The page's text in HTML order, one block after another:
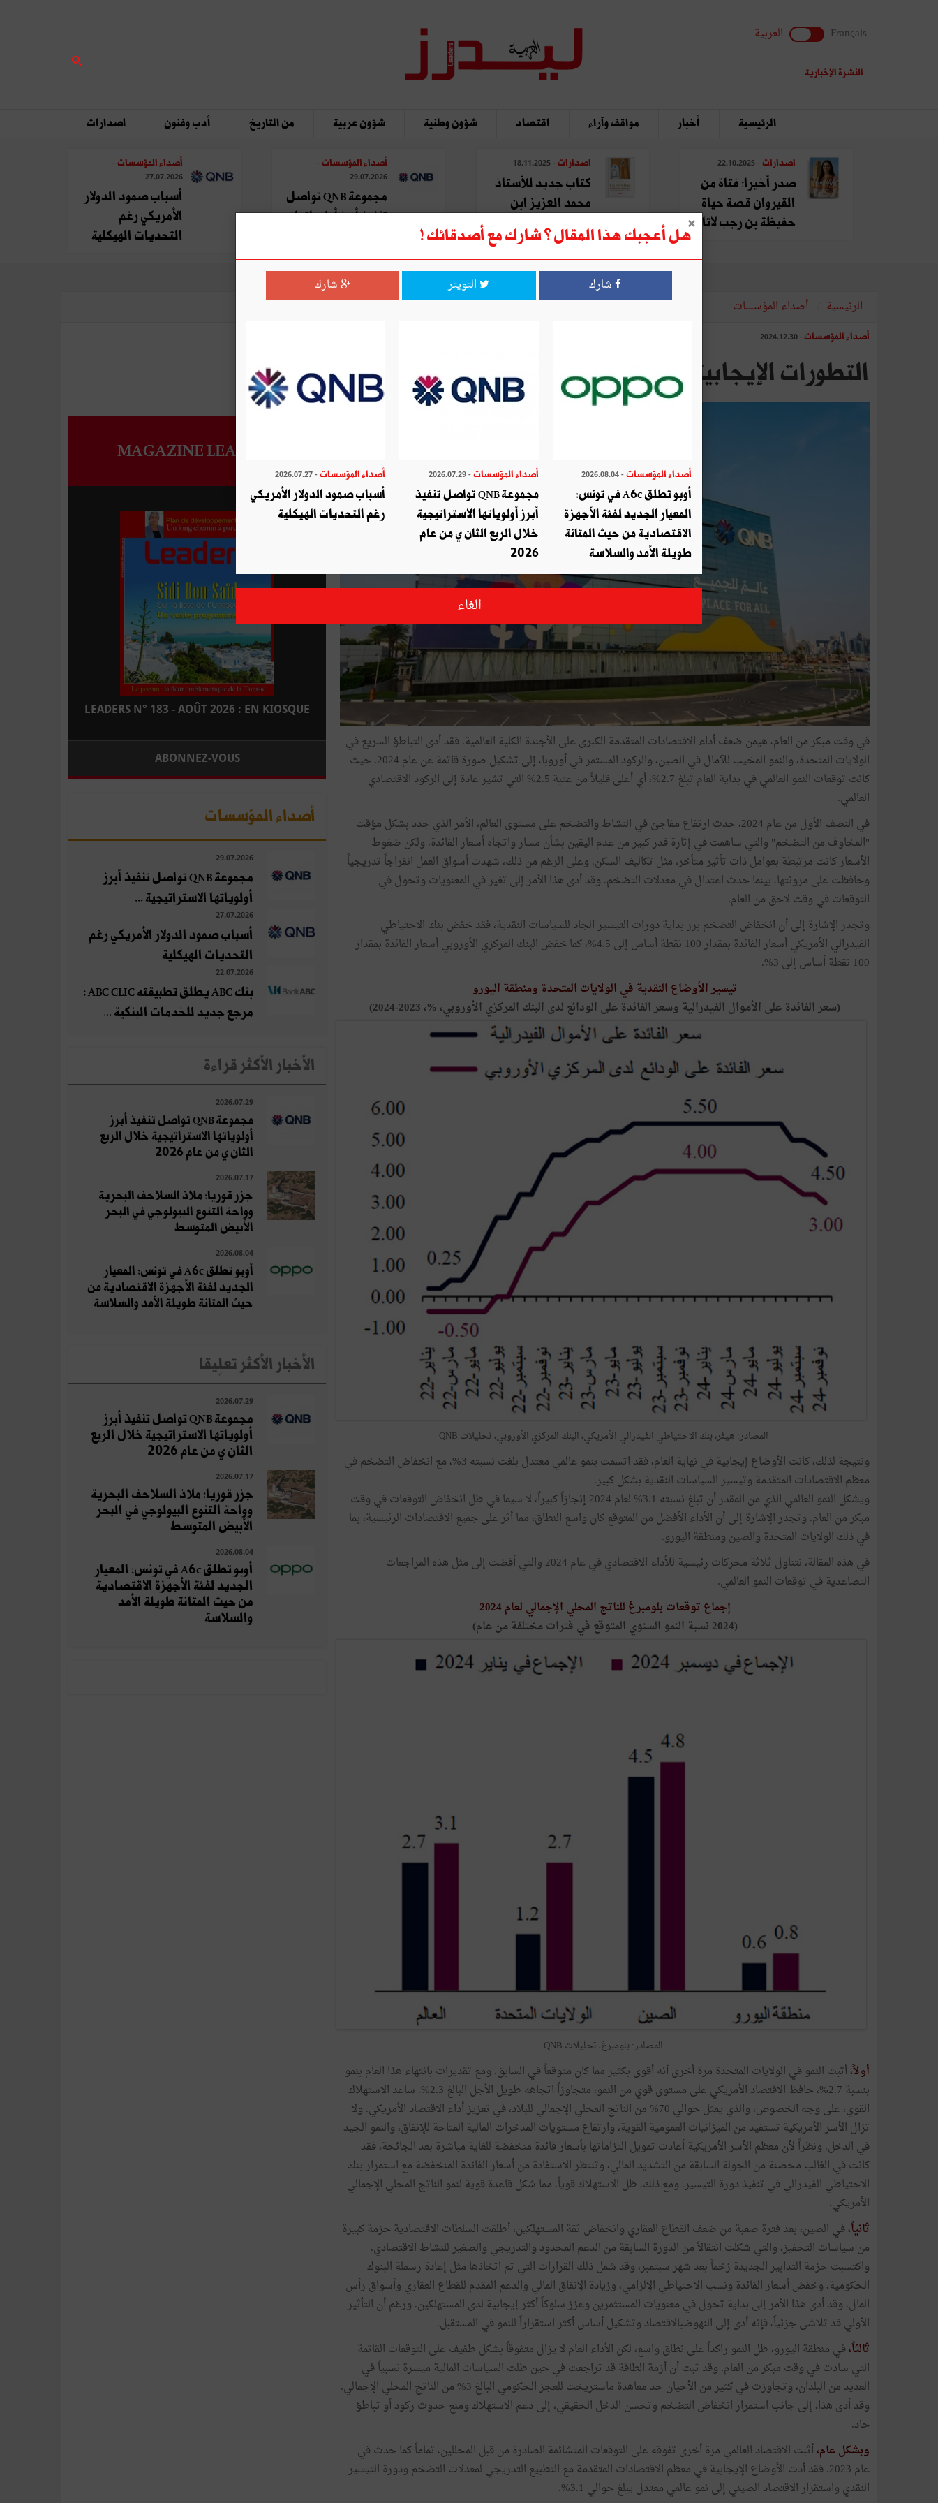
Français العربية
النشرة الإخبارية
الرئيسية أخبار مواقف وآراء اقتصاد شؤون وطنية شؤون عربية من التاريخ أدب وفنون اصدارات
اصدارات - 22.10.2025
صدر أخيرا: فتاة من
القيروان قصة حياة
حفيظة بن رجب لاتا
اصدارات - 18.11.2025
كتاب جديد للأستاذ
محمد العزيز ابن
أصداء المؤسسات -
29.07.2026
مجموعة QNB تواصل
تنفيذ أبرز أولوياتها
أصداء المؤسسات -
27.07.2026
أسباب صمود الدولار
الأمريكي رغم
التحديات الهيكلية
الرئيسية أصداء المؤسسات
أصداء المؤسسات - 2024.12.30
التطورات الإيجابية تغلبت على حالة عدم اليقين في عام 2024
في وقت مبكر من العام، هيمن ضعف أداء الاقتصادات المتقدمة الكبرى على الأجندة الكلية العالمية. فقد أدى التباطؤ السريع في
الولايات المتحدة، والنمو المخيب للآمال في الصين، والركود المستمر في أوروبا، إلى تشكيل صورة قاتمة عن عام 2024، حيث
كانت توقعات النمو العالمي في بداية العام تبلغ 2.7%، أي أعلى قليلاً من عتبة 2.5% التي تشير عادة إلى الركود الاقتصادي
العالمي.
في النصف الأول من عام 2024، حدث ارتفاع مفاجئ في النشاط والتضخم على مستوى العالم، الأمر الذي جدد بشكل مؤقت
"المخاوف من التضخم" والتي ساهمت في إثارة قدر كبير من عدم اليقين بشأن مسار واتجاه أسعار الفائدة. ولكن ضغوط
الأسعار كانت مرتبطة بعوامل ذات تأثير متأخر، مثل تكاليف السكن. وعلى الرغم من ذلك، شهدت أسواق العمل انفراجاً تدريجياً
وحافظت على مرونتها، بينما حدث اعتدال في معدلات التضخم. وقد أدى هذا الأمر إلى تغير في المعنويات وتحول في
التوقعات في وقت لاحق من العام.
وتجدر الإشارة إلى أن انخفاض التضخم برر بداية دورات التيسير الجاد للسياسات النقدية، فقد خفض بنك الاحتياطي
الفيدرالي الأمريكي أسعار الفائدة بمقدار 100 نقطة أساس إلى 4.5%، كما خفض البنك المركزي الأوروبي أسعار الفائدة بمقدار
100 نقطة أساس إلى 3%.
تيسير الأوضاع النقدية في الولايات المتحدة ومنطقة اليورو
(سعر الفائدة على الأموال الفيدرالية وسعر الفائدة على الودائع لدى البنك المركزي الأوروبي، %، 2023-2024)
المصادر: هيفر، بنك الاحتياطي الفيدرالي الأمريكي، البنك المركزي الأوروبي، تحليلات QNB
ونتيجة لذلك، كانت الأوضاع إيجابية في نهاية العام، فقد اتسمت بنمو عالمي معتدل بلغت نسبته 3%، مع انخفاض التضخم في
معظم الاقتصادات المتقدمة وتيسير السياسات النقدية بشكل كبير.
ويشكل النمو العالمي الذي من المقدر أن تبلغ نسبته 3.1% لعام 2024 إنجازاً كبيراً، لا سيما في ظل انخفاض التوقعات في وقت
مبكر من العام. وتجدر الإشارة إلى أن الأداء الأفضل من المتوقع كان واسع النطاق، مما أثر على جميع الاقتصادات الرئيسية، بما
في ذلك الولايات المتحدة والصين ومنطقة اليورو.
في هذه المقالة، نتناول ثلاثة محركات رئيسية للأداء الاقتصادي في عام 2024 والتي أفضت إلى مثل هذه المراجعات
التصاعدية في توقعات النمو العالمي.
إجماع توقعات بلومبرغ للناتج المحلي الإجمالي لعام 2024
(2024 نسبة النمو السنوي المتوقع في فترات مختلفة من عام)
المصادر: بلومبرغ، تحليلات QNB
أولاً،أثبت النمو في الولايات المتحدة مرة أخرى أنه أقوى بكثير مما كان متوقعاً في السابق. ومع تقديرات بانتهاء هذا العام بنمو
بنسبة 2.7%، حافظ الاقتصاد الأمريكي على مستوى قوي من النمو، متجاوزاً اتجاهه طويل الأجل البالغ 2.3%. ساعد الاستهلاك
القوي، على وجه الخصوص، والذي يمثل حوالي 70% من الناتج المحلي الإجمالي للبلاد، في تعزيز أداء الاقتصاد الأمريكي. ولا
تزال الأسر الأمريكية تستفيد من الميزانيات العمومية القوية، وارتفاع مستويات المدخرات المالية المتاحة للإنفاق، والنمو الجيد
في الدخل. ونظراً لأن معظم الأسر الأمريكية أعادت تمويل التزاماتها بأسعار فائدة منخفضة للغاية مباشرة بعد الجائحة، فقد
كانت في الغالب محصنة من الجولة السابقة من التشديد المالي، وتنتظر الاستفادة من أسعار الفائدة المنخفضة مع استمرار بنك
الاحتياطي الفيدرالي في تنفيذ دورة التيسير. ومع ذلك، ظل الاستهلاك قوياً، مما شكل قاعدة قوية لنمو الناتج المحلي الإجمالي
الأمريكي.
ثانياً،في الصين، بعد فترة صعبة من ضعف القطاع العقاري وانخفاض ثقة المستهلكين، أطلقت السلطات الاقتصادية حزمة كبيرة
من سياسات التحفيز، والتي شكلت انتقالاً من الدورة السابقة من الدعم المحدود والتدريجي والصغير للنشاط الاقتصادي.
واكتسبت حزمة التدابير الجديدة زخماً بعد شهر سبتمبر، وقد شمل ذلك القرارات التي تم اتخاذها مثل إعادة رسملة البنوك
الحكومية، وخفض أسعار الفائدة ونسب الاحتياطي الإلزامي، وزيادة الإنفاق المالي والدعم المقدم للقطاع العقاري وأسواق رأس
المال. وقد أدى هذا الأمر إلى بداية تحول في معنويات المستثمرين وعزز سلوكاً أكثر إيجابية لدى المستهلكين. ورغم أن التأثير
الأولي قد تلاشى جزئياً، فإنه أدى إلى النهوضبالاقتصاد وتشكيل أساس أكثر استقراراً للنمو في المستقبل.
ثالثاً،في منطقة اليورو، ظل النمو راكداً على نطاق واسع، لكن الأداء العام لا يزال متفوقاً بشكل طفيف على التوقعات القاتمة
التي سادت في وقت مبكر من العام. وقد ثبت أن أزمة الطاقة قد تراجعت في حين ظلت السياسات المالية ميسرة نسبياً في
العديد من البلدان، وتجاوزت في كثير من الأحيان حد معاهدة ماستريخت للعجز الحكومي البالغ 3% من الناتج المحلي الإجمالي.
وقد أدى هذا، إلى جانب استمرار انخفاض التضخم وتحسن الدخل الحقيقي، إلى دعم الاستهلاك ومنع حدوث ركود أو تباطؤ
حاد.
وبشكل عام،أثبت الاقتصاد العالمي مرة أخرى تفوقه على التوقعات المتشائمة الصادرة من قبل المحللين، تماماً كما حدث في
عام 2023. فقد أدت الأوضاع الإيجابية في معظم الاقتصادات المتقدمة مع التطبيع التدريجي لمعدلات التضخم ودورة التيسير
النقدي واستقرار الاقتصاد الصيني إلى نمو عالمي معتدل يبلغ حوالي 3.1%.
MAGAZINE LEADERS
LEADERS N° 183 - AOÛT 2026 : EN KIOSQUE
ABONNEZ-VOUS
أصداء المؤسسات
29.07.2026
مجموعة QNB تواصل تنفيذ أبرز
أولوياتها الاستراتيجية ...
27.07.2026
أسباب صمود الدولار الأمريكي رغم
التحديات الهيكلية
22.07.2026
بنك ABC يطلق تطبيقته ABC CLIC :
مرجع جديد للخدمات البنكية ...
الأخبار الأكثر قراءة
2026.07.29
مجموعة QNB تواصل تنفيذ أبرز
أولوياتها الاستراتيجية خلال الربع
الثان ي من عام 2026
2026.07.17
جزر قوريا: ملاذ السلاحف البحرية
وواحة التنوع البيولوجي في البحر
الأبيض المتوسط
2026.08.04
أوبو تطلق A6c في تونس: المعيار
الجديد لفئة الأجهزة الاقتصادية من
حيث المتانة طويلة الأمد والسلاسة
الأخبار الأكثر تعلِيقا
2026.07.29
مجموعة QNB تواصل تنفيذ أبرز
أولوياتها الاستراتيجية خلال الربع
الثان ي من عام 2026
2026.07.17
جزر قوريا: ملاذ السلاحف البحرية
وواحة التنوع البيولوجي في البحر
الأبيض المتوسط
2026.08.04
أوبو تطلق A6c في تونس: المعيار
الجديد لفئة الأجهزة الاقتصادية
من حيث المتانة طويلة الأمد
والسلاسة
هل أعجبك هذا المقال ؟ شارك مع أصدقائك !
شارك التويتر شارك
أصداء المؤسسات - 2026.08.04
أوبو تطلق A6c في تونس:
المعيار الجديد لفئة الأجهزة
الاقتصادية من حيث المتانة
طويلة الأمد والسلاسة
أصداء المؤسسات - 2026.07.29
مجموعة QNB تواصل تنفيذ
أبرز أولوياتها الاستراتيجية
خلال الربع الثان ي من عام
2026
أصداء المؤسسات- 2026.07.27
أسباب صمود الدولار الأمريكي
رغم التحديات الهيكلية
الغاء